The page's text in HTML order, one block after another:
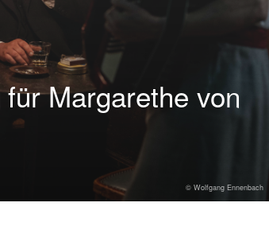
Margarethe von
© Wolfgang Ennenbach